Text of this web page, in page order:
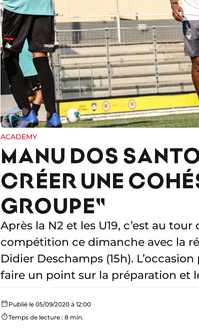
ACADEMY
MANU DOS
CRÉER UNE
GROUPE"
Après la N2 et les U19, c’est au
compétition ce dimanche avec la
Didier Deschamps (15h).
faire un point sur la préparation et
Publié le 05/09/2020 à 12:00
Temps de lecture : 8 min.